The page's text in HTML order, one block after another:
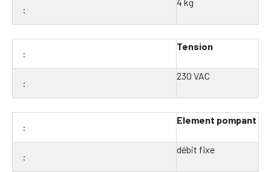
Tension
230 VAC
Element pompant
débit fixe